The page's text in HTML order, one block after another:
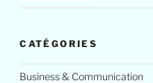
CATÉGORIES
Business & Communication